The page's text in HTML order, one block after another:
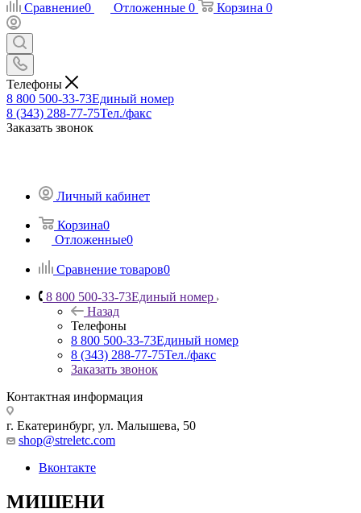
Сравнение0 Отложенные 0 Корзина 0
Телефоны
8 800 500-33-73Единый номер
8 (343) 288-77-75Тел./факс
Заказать звонок
Личный кабинет
Корзина0
Отложенные0
Сравнение товаров0
8 800 500-33-73Единый номер
Назад
Телефоны
8 800 500-33-73Единый номер
8 (343) 288-77-75Тел./факс
Заказать звонок
Контактная информация
г. Екатеринбург, ул. Малышева, 50
shop@streletc.com
Вконтакте
МИШЕНИ